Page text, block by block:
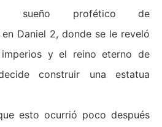
sueño profético de
Daniel 2, donde se le reveló
y el reino eterno de
construir una estatua
esto ocurrió poco después